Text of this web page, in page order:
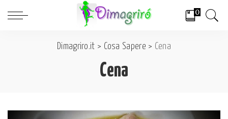
0
Dimagriro.it > Cosa Sapere > Cena
Cena